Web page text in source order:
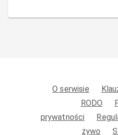
O serwisie
RODO
prywatności
żywo